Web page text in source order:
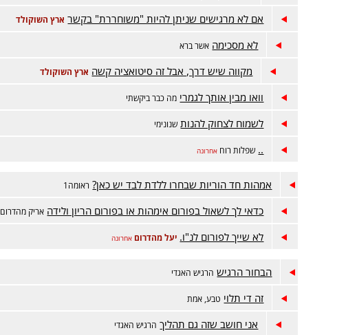
אם לא מרגישים שניתן להיות "משוחררת" בקשר ארץ השוקולד
לא מסכימה אשר ברא
מקווה שיש דרך, אבל זה סיטואציה קשה ארץ השוקולד
וואו מבין אותך לגמרי מה כבר ביקשתי
לשמוח לצחוק להנות שנונימי
.. שפלות רוח אחרונה
אמהות חד הוריות שבחרו ללדת לבד יש כאן? ראומה1
כדאי לך לשאול בפורום אימהות או בפורום הריון ולידה אריק מהדרום
לא שייך לפורום לנ"ו. יעל מהדרום אחרונה
הבחור הרגיש הרגיש האגדי
זה די תלוי טבע, אמת
אני חושב שזה גם תהליך הרגיש האגדי